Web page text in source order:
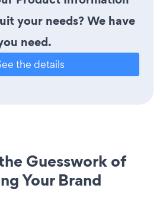
your needs? We have
need.
the details
Guesswork of
Your Brand